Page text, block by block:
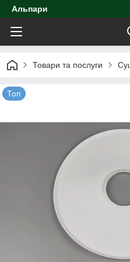
Альпари
Товари та послуги
Топ